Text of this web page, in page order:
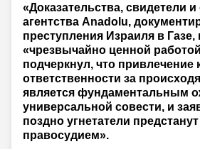
«Доказательства, свидетели
агентства Anadolu,
преступления Израиля в Газе,
«чрезвычайно ценной
подчеркнул, что привлечение
ответственности за
является фундаментальным
универсальной совести, и
поздно угнетатели
правосудием».